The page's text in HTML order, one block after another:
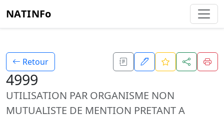
NATINFo
Retour
4999
UTILISATION PAR ORGANISME NON
MUTUALISTE DE MENTION PRETANT A